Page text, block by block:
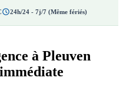
24h/24 - 7j/7 (Même fériés)
à Pleuven